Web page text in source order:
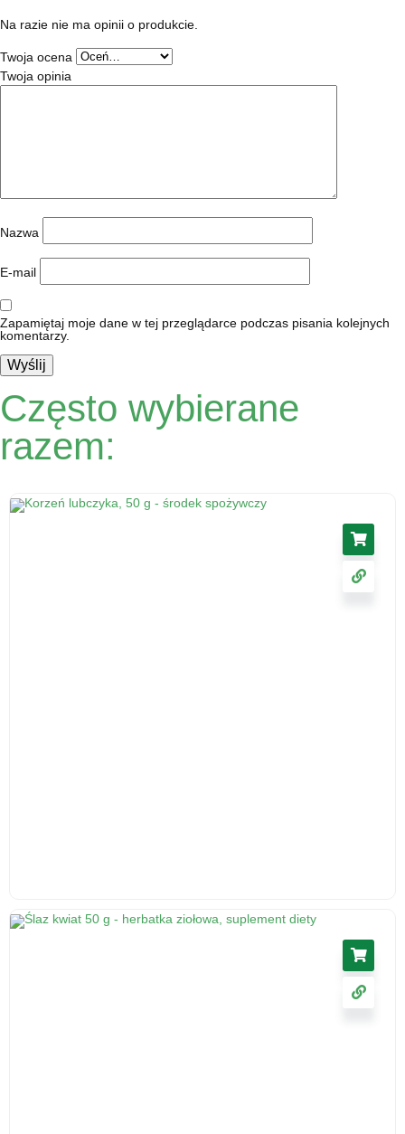
Na razie nie ma opinii o produkcie.
Twoja ocena
Twoja opinia
Nazwa
E-mail
Zapamiętaj moje dane w tej przeglądarce podczas pisania kolejnych
komentarzy.
Często wybierane
razem:
Korzeń lubczyka, 50 g - środek spożywczy